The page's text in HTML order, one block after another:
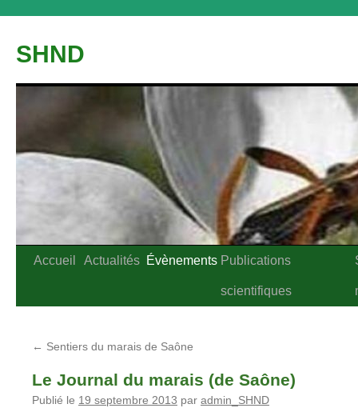
contenu
SHND
Accueil Actualités Évènements Publications
scientifiques
← Sentiers du marais de Saône
Le Journal du marais (de Saône)
Publié le 19 septembre 2013 par admin_SHND